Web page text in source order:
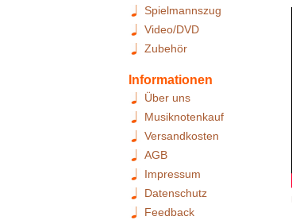
Spielmannszug
Video/DVD
Zubehör
Informationen
Über uns
Musiknotenkauf
Versandkosten
AGB
Impressum
Datenschutz
Feedback